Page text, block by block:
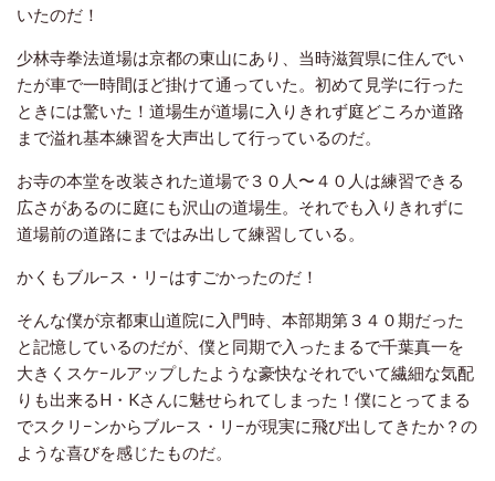
いたのだ！
少林寺拳法道場は京都の東山にあり、当時滋賀県に住んでい
たが車で一時間ほど掛けて通っていた。初めて見学に行った
ときには驚いた！道場生が道場に入りきれず庭どころか道路
まで溢れ基本練習を大声出して行っているのだ。
お寺の本堂を改装された道場で３０人〜４０人は練習できる
広さがあるのに庭にも沢山の道場生。それでも入りきれずに
道場前の道路にまではみ出して練習している。
かくもブル−ス・リ−はすごかったのだ！
そんな僕が京都東山道院に入門時、本部期第３４０期だった
と記憶しているのだが、僕と同期で入ったまるで千葉真一を
大きくスケ−ルアップしたような豪快なそれでいて繊細な気配
りも出来るH・Kさんに魅せられてしまった！僕にとってまる
でスクリ−ンからブル−ス・リ−が現実に飛び出してきたか？の
ような喜びを感じたものだ。